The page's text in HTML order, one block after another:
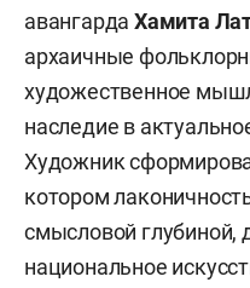
авангардаХамита
архаичные
художественное
наследие в
Художник
котором
смысловой глубиной,
национальное